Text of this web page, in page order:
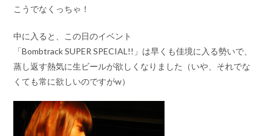
こうでなくっちゃ！
中に入ると、この日のイベント
「Bombtrack SUPER SPECIAL!!」は早くも佳境に入る勢いで、
蒸し返す熱気に生ビールが欲しくなりました（いや、それでな
くても常に欲しいのですがw）